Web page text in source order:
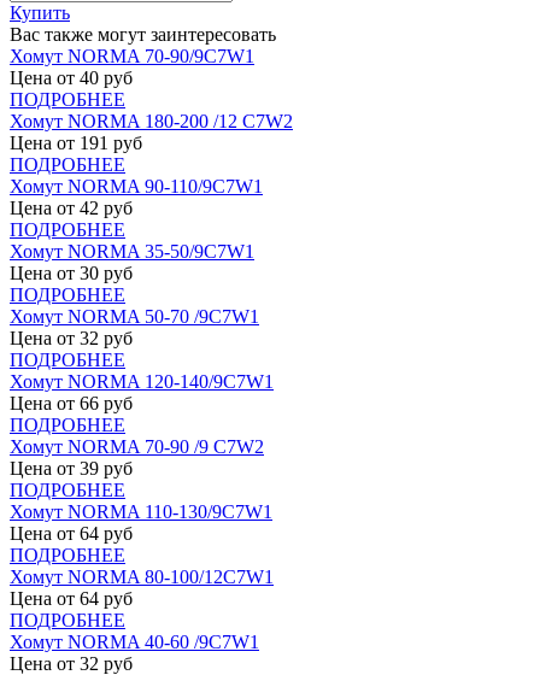
Купить
Вас также могут заинтересовать
Хомут NORMA 70-90/9С7W1
Цена от 40 руб
ПОДРОБНЕЕ
Хомут NORMA 180-200 /12 С7W2
Цена от 191 руб
ПОДРОБНЕЕ
Хомут NORMA 90-110/9С7W1
Цена от 42 руб
ПОДРОБНЕЕ
Хомут NORMA 35-50/9С7W1
Цена от 30 руб
ПОДРОБНЕЕ
Хомут NORMA 50-70 /9С7W1
Цена от 32 руб
ПОДРОБНЕЕ
Хомут NORMA 120-140/9С7W1
Цена от 66 руб
ПОДРОБНЕЕ
Хомут NORMA 70-90 /9 С7W2
Цена от 39 руб
ПОДРОБНЕЕ
Хомут NORMA 110-130/9С7W1
Цена от 64 руб
ПОДРОБНЕЕ
Хомут NORMA 80-100/12С7W1
Цена от 64 руб
ПОДРОБНЕЕ
Хомут NORMA 40-60 /9С7W1
Цена от 32 руб